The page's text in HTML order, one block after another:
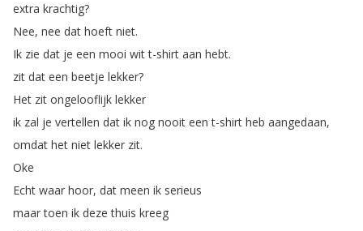
extra krachtig?
Nee, nee dat hoeft niet.
Ik zie dat je een mooi wit t-shirt aan hebt.
zit dat een beetje lekker?
Het zit ongelooflijk lekker
ik zal je vertellen dat ik nog nooit een t-shirt heb aangedaan,
omdat het niet lekker zit.
Oke
Echt waar hoor, dat meen ik serieus
maar toen ik deze thuis kreeg